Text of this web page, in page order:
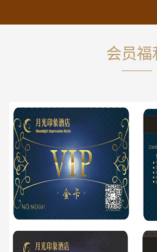
会员福